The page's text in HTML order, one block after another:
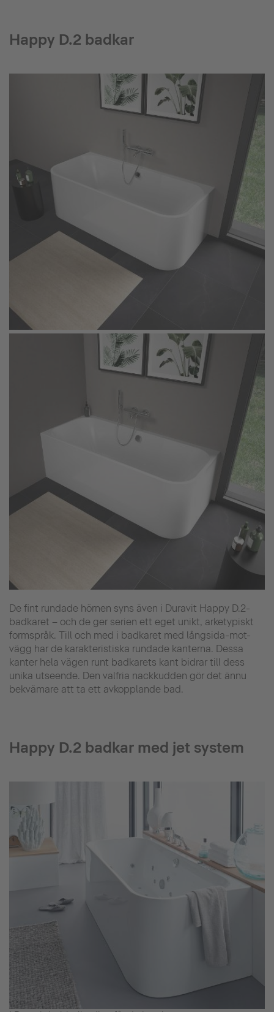
Happy D.2 badkar
De fint rundade hörnen syns även i Duravit Happy D.2-
badkaret – och de ger serien ett eget unikt, arketypiskt
formspråk. Till och med i badkaret med långsida-mot-
vägg har de karakteristiska rundade kanterna. Dessa
kanter hela vägen runt badkarets kant bidrar till dess
unika utseende. Den valfria nackkudden gör det ännu
bekvämare att ta ett avkopplande bad.
Happy D.2 badkar med jet system